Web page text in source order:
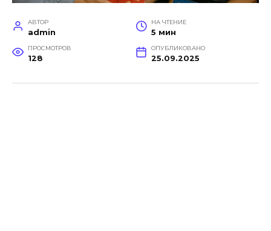
АВТОР
admin
НА ЧТЕНИЕ
5 мин
ПРОСМОТРОВ
128
ОПУБЛИКОВАНО
25.09.2025